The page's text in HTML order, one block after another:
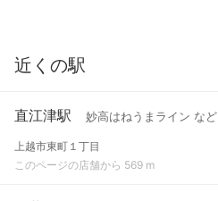
近くの駅
直江津駅 妙高はねうまライン など
上越市東町１丁目
このページの店舗から 569 m